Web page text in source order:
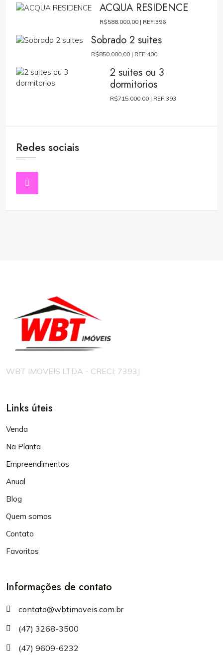
ACQUA RESIDENCE
R$588.000,00 | REF:396
Sobrado 2 suites
R$850.000,00 | REF:400
2 suites ou 3
dormitorios
R$715.000,00 | REF:393
Redes sociais
WBT IMOVEIS LTDA - CRECI: 7393J
Links úteis
Venda
Na Planta
Empreendimentos
Anual
Blog
Quem somos
Contato
Favoritos
Informações de contato
contato@wbtimoveis.com.br
(47) 3268-3500
(47) 9609-6232